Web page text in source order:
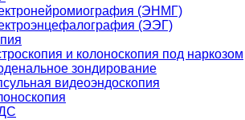
(ЭНМГ)
(ЭЭГ)
и колоноскопия под наркозом
зондирование
видеоэндоскопия